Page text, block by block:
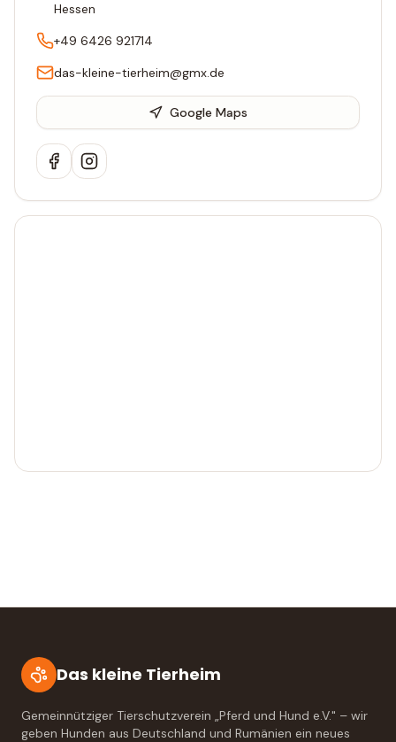
Hessen
+49 6426 921714
das-kleine-tierheim@gmx.de
Google Maps
Das kleine Tierheim
Gemeinnütziger Tierschutzverein „Pferd und Hund e.V." – wir
geben Hunden aus Deutschland und Rumänien ein neues